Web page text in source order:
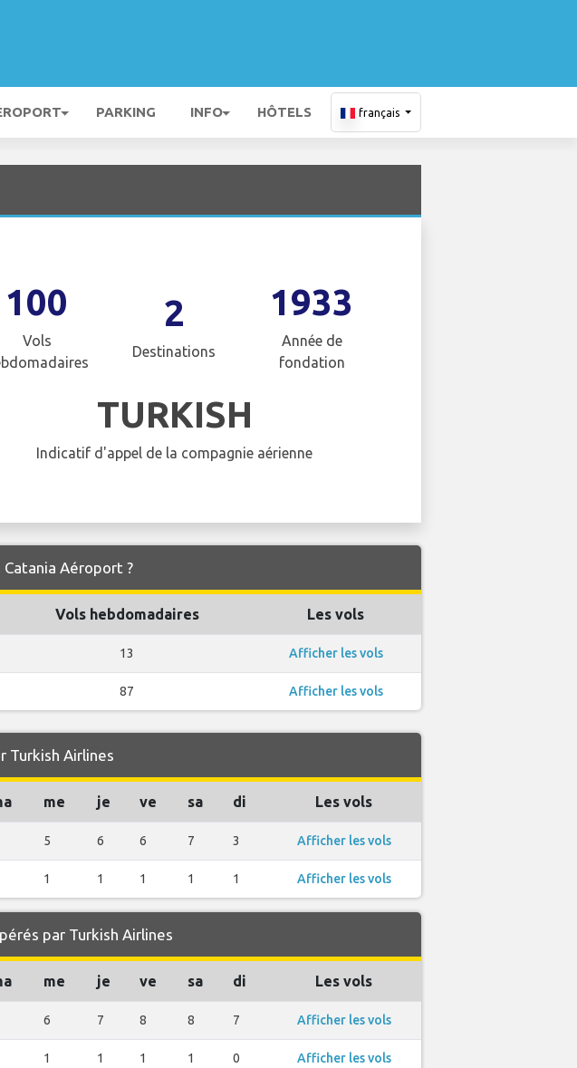
PARKING INFO HÔTELS français
100
Vols
2
Destinations
1933
Année de
fondation
TURKISH
Indicatif d'appel de la compagnie aérienne
Aéroport ?
Vols hebdomadaires Les vols
13 Afficher les vols
87 Afficher les vols
Turkish Airlines
me je ve sa di Les vols
5 6 6 7 3 Afficher les vols
1 1 1 1 1 Afficher les vols
par Turkish Airlines
me je ve sa di Les vols
6 7 8 8 7 Afficher les vols
1 1 1 1 0 Afficher les vols